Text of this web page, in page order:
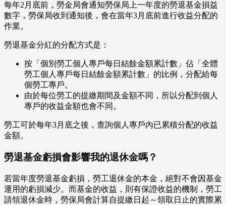
每年2月底前，勞金局會通知勞保局上一年度的勞退基金損益
數字，勞保局收到通知後，會在當年3月底前進行收益分配的
作業。
勞退基金分紅的分配方式是：
按「個別勞工個人專戶每日結餘金額累計數」佔「全體
勞工個人專戶每日結餘金額累計數」的比例，分配給每
個勞工專戶。
由於每位勞工的提繳期間及金額不同，所以分配到個人
專戶的收益金額也會不同。
勞工可於每年3月底之後，查詢個人專戶內已累積分配的收益
金額。
勞退基金虧損會影響我的退休金嗎？
若當年度勞退基金虧損，勞工退休金的本金，絕對不會因基金
運用的虧損減少。而基金的收益，則有保證收益的機制，勞工
請領退休金時，勞保局會計算自提繳日起～領取日止的實際累